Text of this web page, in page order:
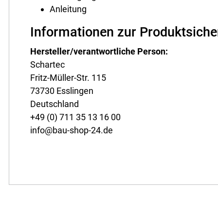
Anleitung
Informationen zur
Hersteller/verantwortliche Person:
Schartec
Fritz-Müller-Str. 115
73730 Esslingen
Deutschland
+49 (0) 711 35 13 16 00
info@bau-shop-24.de